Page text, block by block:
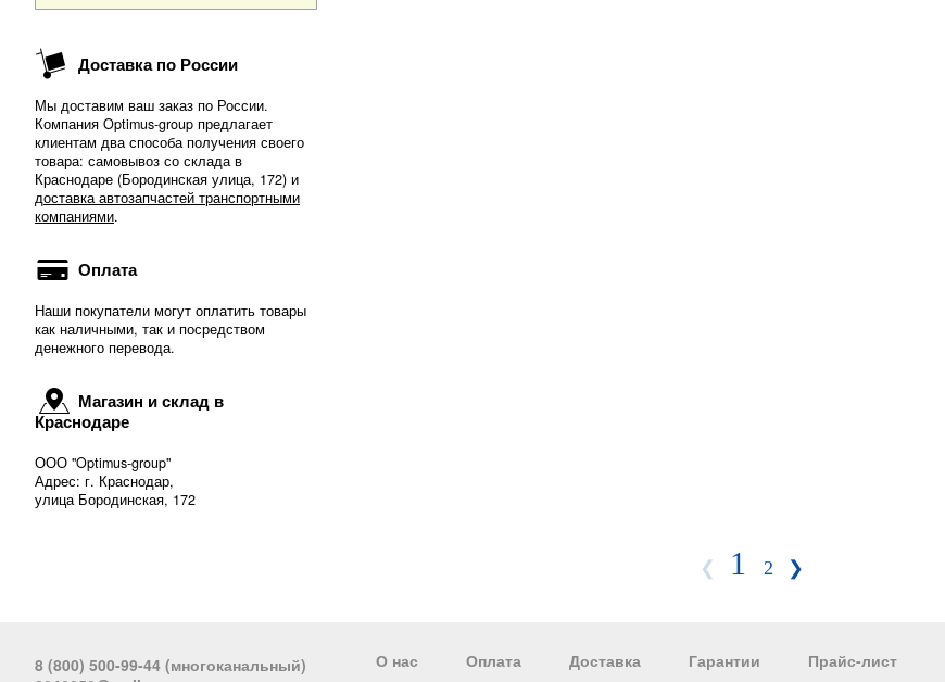
Доставка по России
Мы доставим ваш заказ по России.
Компания Optimus-group предлагает
клиентам два способа получения своего
товара: самовывоз со склада в
Краснодаре (Бородинская улица, 172) и
доставка автозапчастей транспортными
компаниями.
Оплата
Наши покупатели могут оплатить товары
как наличными, так и посредством
денежного перевода.
Магазин и склад в
Краснодаре
ООО "Optimus-group"
Адрес: г. Краснодар,
улица Бородинская, 172
❮ 1 2 ❯
8 (800) 500-99-44 (многоканальный)
О нас Оплата Доставка Гарантии Прайс-лист